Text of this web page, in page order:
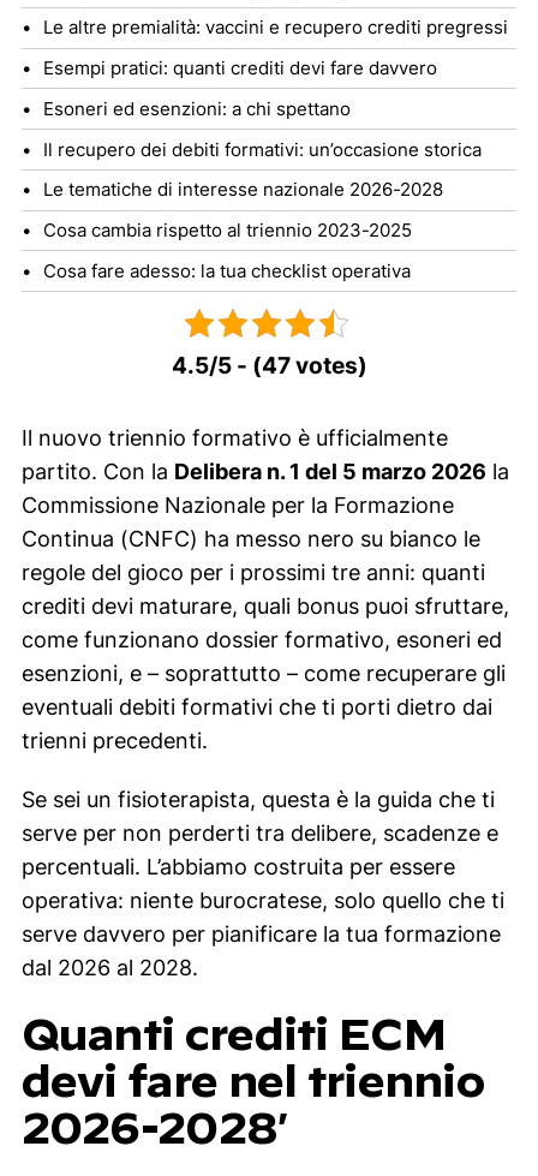
Le altre premialità: vaccini e recupero crediti pregressi
Esempi pratici: quanti crediti devi fare davvero
Esoneri ed esenzioni: a chi spettano
Il recupero dei debiti formativi: un’occasione storica
Le tematiche di interesse nazionale 2026-2028
Cosa cambia rispetto al triennio 2023-2025
Cosa fare adesso: la tua checklist operativa
4.5/5 - (47 votes)
Il nuovo triennio formativo è ufficialmente
partito. Con la Delibera n. 1 del 5 marzo 2026 la
Commissione Nazionale per la Formazione
Continua (CNFC) ha messo nero su bianco le
regole del gioco per i prossimi tre anni: quanti
crediti devi maturare, quali bonus puoi sfruttare,
come funzionano dossier formativo, esoneri ed
esenzioni, e – soprattutto – come recuperare gli
eventuali debiti formativi che ti porti dietro dai
trienni precedenti.
Se sei un fisioterapista, questa è la guida che ti
serve per non perderti tra delibere, scadenze e
percentuali. L’abbiamo costruita per essere
operativa: niente burocratese, solo quello che ti
serve davvero per pianificare la tua formazione
dal 2026 al 2028.
Quanti crediti ECM
devi fare nel triennio
2026-2028′